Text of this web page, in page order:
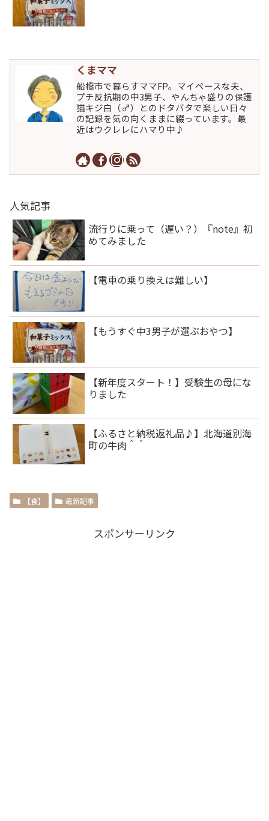
くまママ
船橋市で暮らすママFP。マイペースな夫、
プチ反抗期の中3男子、やんちゃ盛りの保護
猫キジ白（♂）とのドタバタで楽しい日々
の記録を気の向くままに綴っています。最
近はウクレレにハマり中♪
人気記事
流行りに乗って（遅い？）『note』初
めてみました
【電車の乗り換えは難しい】
【もうすぐ中3男子が選ぶおやつ】
【新年度スタート！】受験生の母にな
りました
【ふるさと納税返礼品♪】北海道別海
町の牛肉＾＾
【食】 最新記事
スポンサーリンク